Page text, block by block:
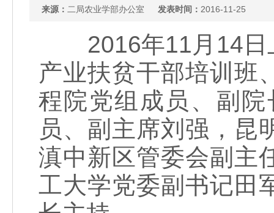
来源： 二局农业学部办公室 发表时间： 2016-11-25
2016年11月14日
产业扶贫干部培训班
程院党组成员、副
员、副主席刘强，昆
滇中新区管委会副主
工大学党委副书记田